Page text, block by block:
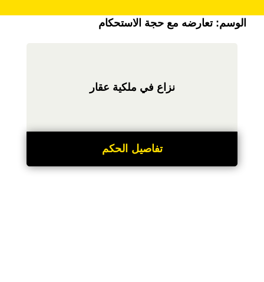
الوسم:تعارضه مع حجة الاستحكام
نزاع في ملكية عقار
تفاصيل الحكم